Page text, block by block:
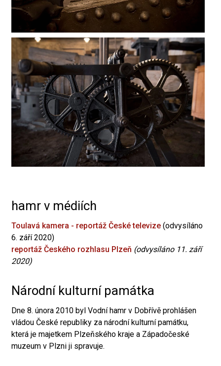
hamr v médiích
Toulavá kamera - reportáž České televize (odvysíláno
6. září 2020)
reportáž Českého rozhlasu Plzeň (odvysíláno 11. září
2020)
Národní kulturní památka
Dne 8. února 2010 byl Vodní hamr v Dobřívě prohlášen
vládou České republiky za národní kulturní památku,
která je majetkem Plzeňského kraje a Západočeské
muzeum v Plzni ji spravuje.